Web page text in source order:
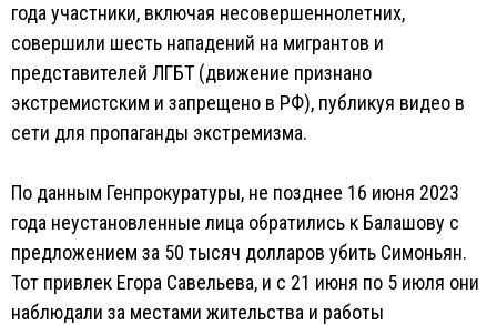
года участники, включая несовершеннолетних,
совершили шесть нападений на мигрантов и
представителей ЛГБТ (движение признано
экстремистским и запрещено в РФ), публикуя видео в
сети для пропаганды экстремизма.
По данным Генпрокуратуры, не позднее 16 июня 2023
года неустановленные лица обратились к Балашову с
предложением за 50 тысяч долларов убить Симоньян.
Тот привлек Егора Савельева, и с 21 июня по 5 июля они
наблюдали за местами жительства и работы